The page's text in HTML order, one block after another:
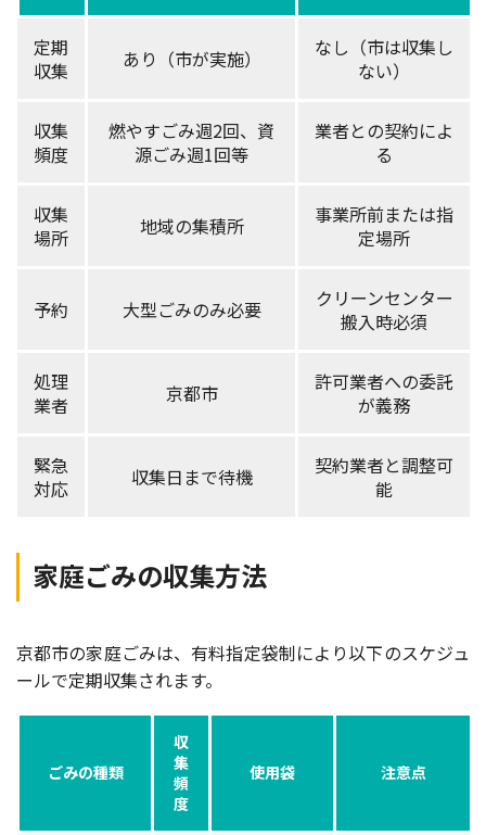
定期
収集
あり（市が実施）
なし（市は収集し
ない）
収集
頻度
燃やすごみ週2回、資
源ごみ週1回等
業者との契約によ
る
収集
場所
地域の集積所
事業所前または指
定場所
予約 大型ごみのみ必要
クリーンセンター
搬入時必須
処理
業者
京都市
許可業者への委託
が義務
緊急
対応
収集日まで待機
契約業者と調整可
能
家庭ごみの収集方法
京都市の家庭ごみは、有料指定袋制により以下のスケジュ
ールで定期収集されます。
ごみの種類
収
集
頻
度
使用袋 注意点